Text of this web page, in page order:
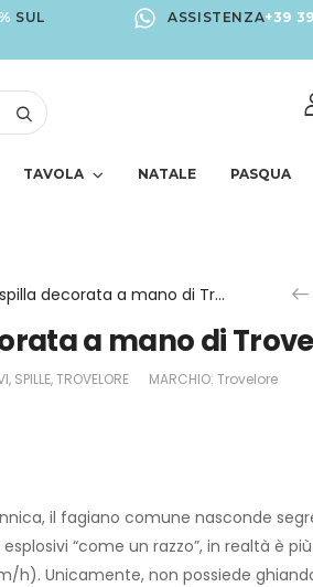
SUL
ASSISTENZA+39
TAVOLA NATALE PASQUA
Fagiano spilla decorata a mano di Trovelore
a mano di
, SPILLE,TROVELORE MARCHIO: Trovelore
il fagiano comune nasconde
“come un razzo”, in realtà è
h). Unicamente, non possiede